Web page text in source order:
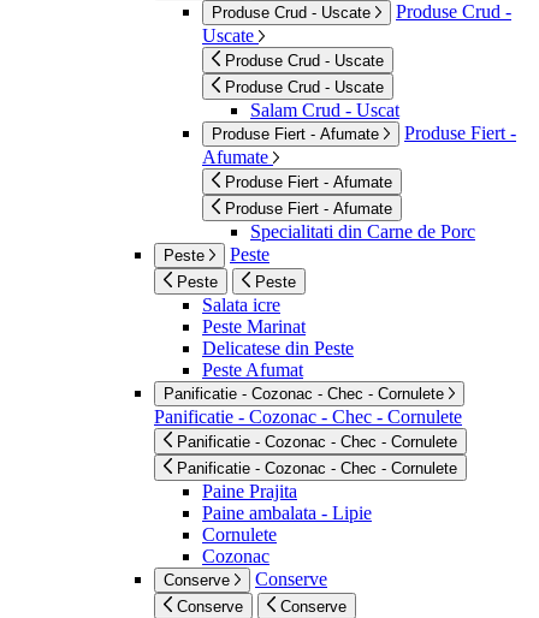
Produse Crud - Uscate
Produse Crud -
Uscate
Produse Crud - Uscate
Produse Crud - Uscate
Salam Crud - Uscat
Produse Fiert - Afumate
Produse Fiert -
Afumate
Produse Fiert - Afumate
Produse Fiert - Afumate
Specialitati din Carne de Porc
Peste Peste
Peste Peste
Salata icre
Peste Marinat
Delicatese din Peste
Peste Afumat
Panificatie - Cozonac - Chec - Cornulete
Panificatie - Cozonac - Chec - Cornulete
Panificatie - Cozonac - Chec - Cornulete
Panificatie - Cozonac - Chec - Cornulete
Paine Prajita
Paine ambalata - Lipie
Cornulete
Cozonac
Conserve Conserve
Conserve Conserve